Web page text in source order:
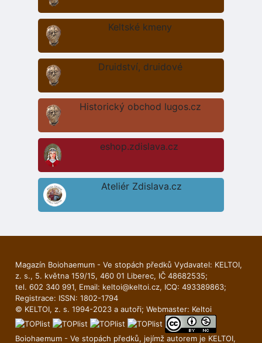
Keltské kmeny
Druidství, druidové
Historický obchod lugos.cz
eshop.zdislava.cz
Ateliér Zdislava.cz
Magazín Boiohaemum - Ve stopách předků Vydavatel: KELTOI,
z. s., 5. května 159/15, 460 01 Liberec, IČ 48682535;
tel. 602 340 991, Email: keltoi@keltoi.cz, ICQ: 493389863;
Registrace: ISSN: 1802-1794
© KELTOI, z. s. 1994-2023 a autoři; Webmaster: Keltoi
Boiohaemum - Ve stopách předků, jejímž autorem je KELTOI,